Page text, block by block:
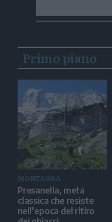
Primo piano
MONTAGNA
Presanella, meta
classica che resiste
nell'epoca del ritiro